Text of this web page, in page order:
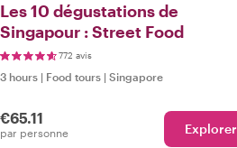
Les 10 dégustations de
Singapour : Street Food
772 avis
3 hours | Food tours | Singapore
€65.11
par personne Explorer